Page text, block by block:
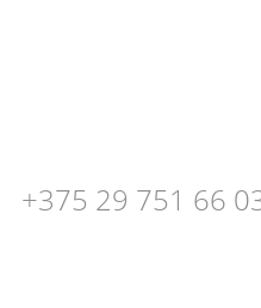
+375 29 751 66